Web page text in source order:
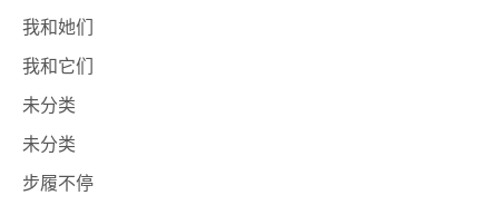
我和她们
我和它们
未分类
未分类
步履不停